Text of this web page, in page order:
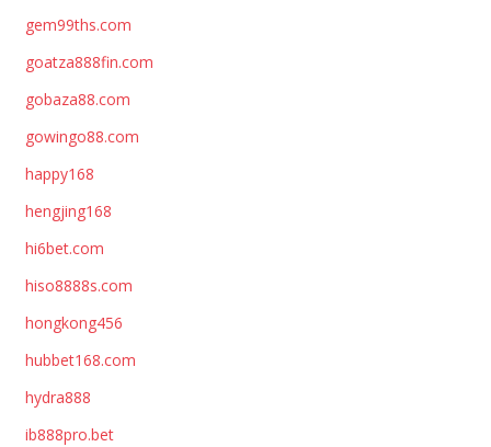
gem99ths.com
goatza888fin.com
gobaza88.com
gowingo88.com
happy168
hengjing168
hi6bet.com
hiso8888s.com
hongkong456
hubbet168.com
hydra888
ib888pro.bet